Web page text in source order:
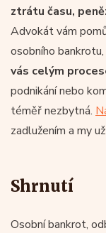
ztrátu času,
Advokát vám
osobního bankrotu,
vás celým
podnikání nebo
téměř nezbytná.
zadlužením a my
Shrnutí
Osobní bankrot,